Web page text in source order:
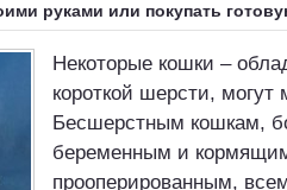
руками или покупать
Некоторые кошки –
короткой шерсти, могут
Бесшерстным кошкам,
беременным и
прооперированным,